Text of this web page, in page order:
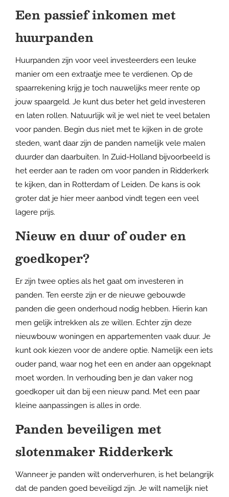
Een passief inkomen met
huurpanden
Huurpanden zijn voor veel investeerders een leuke
manier om een extraatje mee te verdienen. Op de
spaarrekening krijg je toch nauwelijks meer rente op
jouw spaargeld. Je kunt dus beter het geld investeren
en laten rollen. Natuurlijk wil je wel niet te veel betalen
voor panden. Begin dus niet met te kijken in de grote
steden, want daar zijn de panden namelijk vele malen
duurder dan daarbuiten. In Zuid-Holland bijvoorbeeld is
het eerder aan te raden om voor panden in Ridderkerk
te kijken, dan in Rotterdam of Leiden. De kans is ook
groter dat je hier meer aanbod vindt tegen een veel
lagere prijs.
Nieuw en duur of ouder en
goedkoper?
Er zijn twee opties als het gaat om investeren in
panden. Ten eerste zijn er de nieuwe gebouwde
panden die geen onderhoud nodig hebben. Hierin kan
men gelijk intrekken als ze willen. Echter zijn deze
nieuwbouw woningen en appartementen vaak duur. Je
kunt ook kiezen voor de andere optie. Namelijk een iets
ouder pand, waar nog het een en ander aan opgeknapt
moet worden. In verhouding ben je dan vaker nog
goedkoper uit dan bij een nieuw pand. Met een paar
kleine aanpassingen is alles in orde.
Panden beveiligen met
slotenmaker Ridderkerk
Wanneer je panden wilt onderverhuren, is het belangrijk
dat de panden goed beveiligd zijn. Je wilt namelijk niet